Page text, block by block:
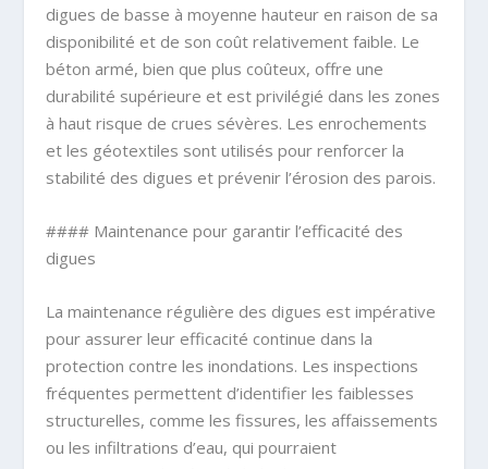
digues de basse à moyenne hauteur en raison de sa
disponibilité et de son coût relativement faible. Le
béton armé, bien que plus coûteux, offre une
durabilité supérieure et est privilégié dans les zones
à haut risque de crues sévères. Les enrochements
et les géotextiles sont utilisés pour renforcer la
stabilité des digues et prévenir l’érosion des parois.
#### Maintenance pour garantir l’efficacité des
digues
La maintenance régulière des digues est impérative
pour assurer leur efficacité continue dans la
protection contre les inondations. Les inspections
fréquentes permettent d’identifier les faiblesses
structurelles, comme les fissures, les affaissements
ou les infiltrations d’eau, qui pourraient